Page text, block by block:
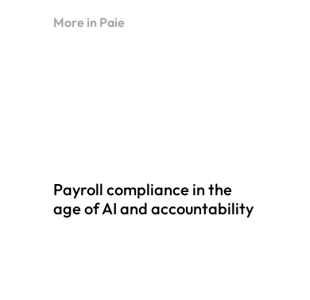
More in Paie
Payroll compliance in the
age of AI and accountability